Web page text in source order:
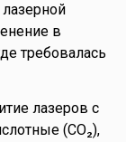
в
требовалась
лазеров с
(CO₂),